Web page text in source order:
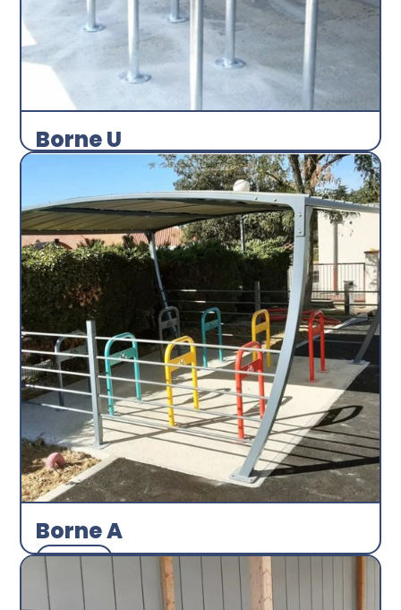
Borne U
Abri plus
Découvrir
Borne A
Arceau
Abri plus